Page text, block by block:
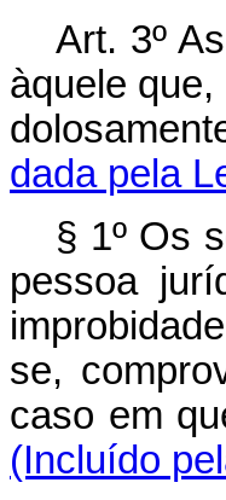
Art. 3º
àquele
dada pela
§ 1º Os
pessoa
se,
caso em
(Incluído